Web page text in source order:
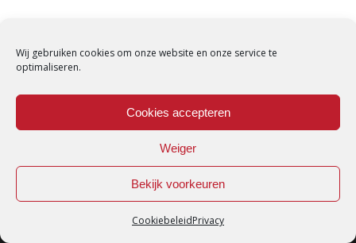
Wij gebruiken cookies om onze website en onze service te
optimaliseren.
Cookies accepteren
Weiger
Bekijk voorkeuren
CookiebeleidPrivacy
Loredana © Made with love byDirtyHippos